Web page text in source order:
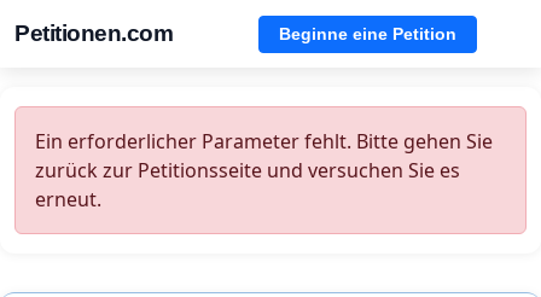
Petitionen.com Beginne eine Petition
Ein erforderlicher Parameter fehlt. Bitte gehen Sie
zurück zur Petitionsseite und versuchen Sie es
erneut.